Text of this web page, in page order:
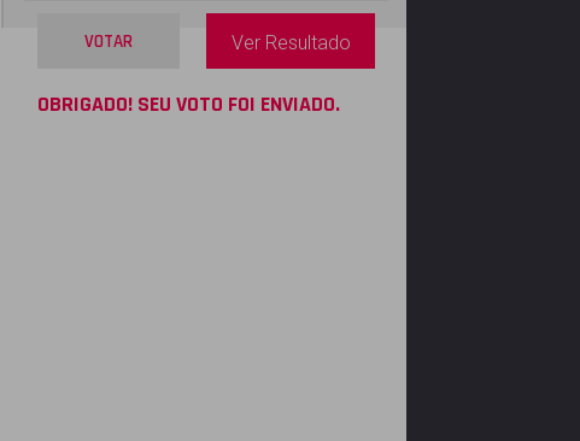
VOTAR Ver Resultado
OBRIGADO! SEU VOTO FOI ENVIADO.